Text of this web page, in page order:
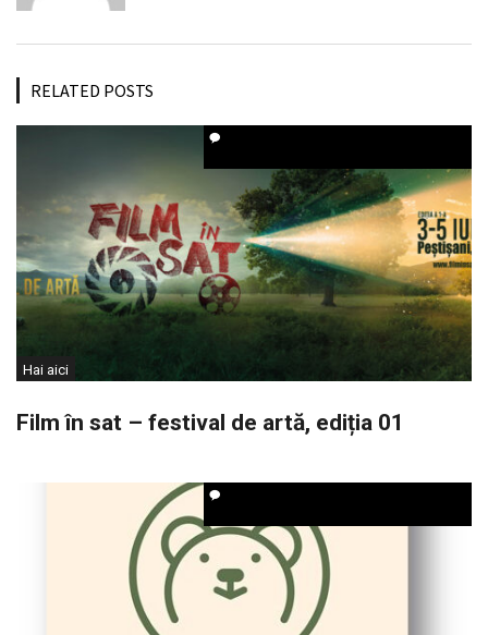
RELATED POSTS
Hai aici
Film în sat – festival de artă, ediția 01